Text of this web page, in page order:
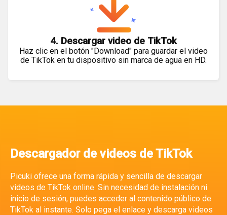
4. Descargar video de TikTok
Haz clic en el botón "Download" para guardar el video
de TikTok en tu dispositivo sin marca de agua en HD.
Descargador de videos de TikTok
Picuki ofrece una forma rápida y sencilla de descargar
videos de TikTok online. Sin necesidad de instalación ni
inicio de sesión, puedes acceder al contenido público de
TikTok al instante. Solo pega el enlace y descarga videos